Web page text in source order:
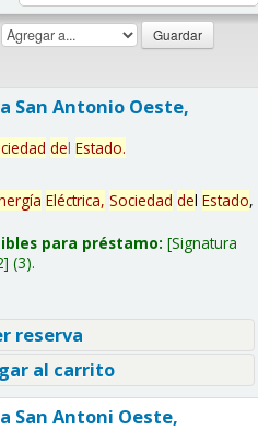
San Antonio Oeste,
del Estado.
Eléctrica, Sociedad del Estado,
para préstamo: Signatura
(3).
reserva
al carrito
San Antoni Oeste,